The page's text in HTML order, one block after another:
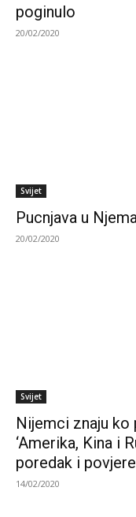
poginulo
20/02/2020
Svijet
Pucnjava u
20/02/2020
Svijet
Nijemci znaju ko
‘Amerika, Kina i
poredak i
14/02/2020